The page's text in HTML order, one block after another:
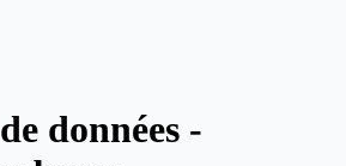
données -